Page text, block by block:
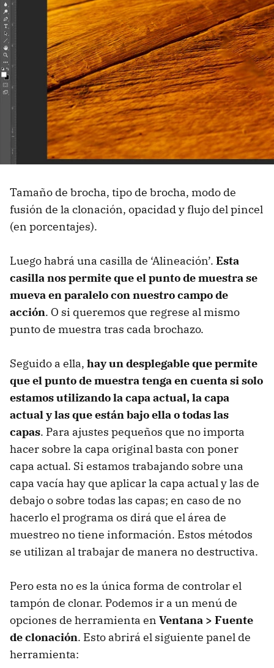
Tamaño de brocha, tipo de brocha, modo de
fusión de la clonación, opacidad y flujo del pincel
(en porcentajes).
Luego habrá una casilla de ‘Alineación’. Esta
casilla nos permite que el punto de muestra se
mueva en paralelo con nuestro campo de
acción. O si queremos que regrese al mismo
punto de muestra tras cada brochazo.
Seguido a ella, hay un desplegable que permite
que el punto de muestra tenga en cuenta si solo
estamos utilizando la capa actual, la capa
actual y las que están bajo ella o todas las
capas. Para ajustes pequeños que no importa
hacer sobre la capa original basta con poner
capa actual. Si estamos trabajando sobre una
capa vacía hay que aplicar la capa actual y las de
debajo o sobre todas las capas; en caso de no
hacerlo el programa os dirá que el área de
muestreo no tiene información. Estos métodos
se utilizan al trabajar de manera no destructiva.
Pero esta no es la única forma de controlar el
tampón de clonar. Podemos ir a un menú de
opciones de herramienta en Ventana > Fuente
de clonación. Esto abrirá el siguiente panel de
herramienta: